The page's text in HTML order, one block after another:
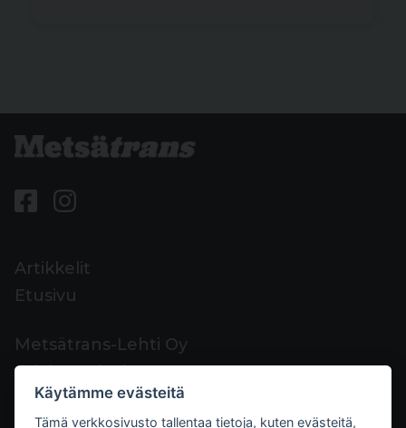
Artikkelit
Etusivu
Metsätrans-Lehti Oy
Asiakaspalvelu
Yhteystiedot
Käytämme evästeitä
Tämä verkkosivusto tallentaa tietoja, kuten evästeitä,